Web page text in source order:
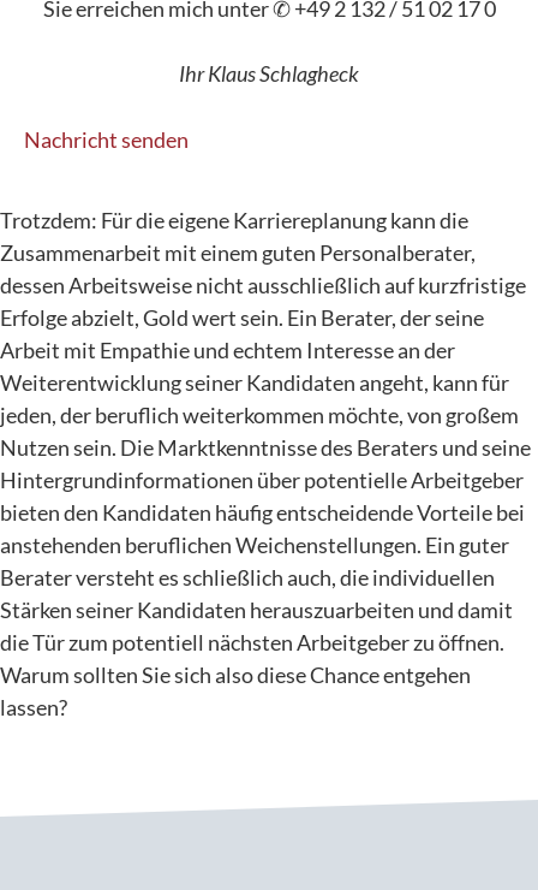
Sie erreichen mich unter ✆ +49 2 132 / 51 02 17 0
Ihr Klaus Schlagheck
Nachricht senden
Trotzdem: Für die eigene Karriereplanung kann die
Zusammenarbeit mit einem guten Personalberater,
dessen Arbeitsweise nicht ausschließlich auf kurzfristige
Erfolge abzielt, Gold wert sein. Ein Berater, der seine
Arbeit mit Empathie und echtem Interesse an der
Weiterentwicklung seiner Kandidaten angeht, kann für
jeden, der beruflich weiterkommen möchte, von großem
Nutzen sein. Die Marktkenntnisse des Beraters und seine
Hintergrundinformationen über potentielle Arbeitgeber
bieten den Kandidaten häufig entscheidende Vorteile bei
anstehenden beruflichen Weichenstellungen. Ein guter
Berater versteht es schließlich auch, die individuellen
Stärken seiner Kandidaten herauszuarbeiten und damit
die Tür zum potentiell nächsten Arbeitgeber zu öffnen.
Warum sollten Sie sich also diese Chance entgehen
lassen?